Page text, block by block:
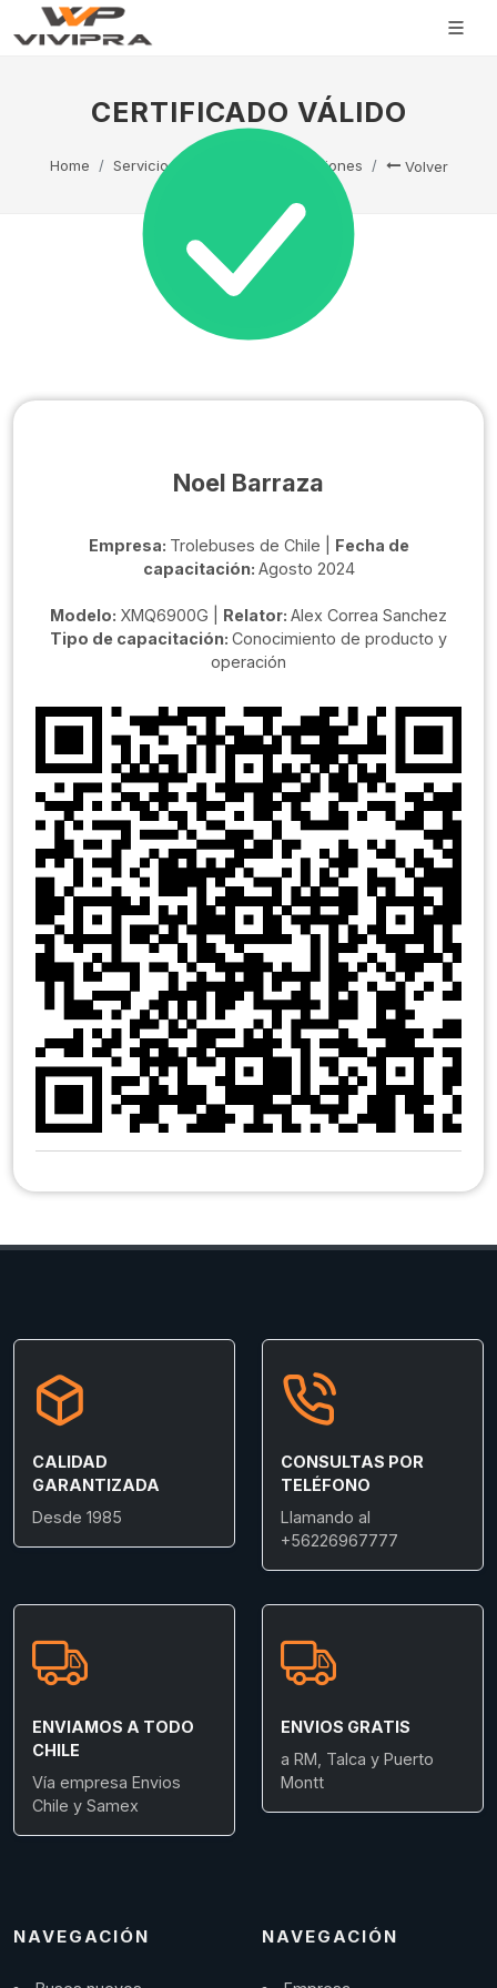
CERTIFICADO VÁLIDO
Home Servicio Técnico Capacitaciones Volver
Noel Barraza
Empresa: Trolebuses de Chile | Fecha de
capacitación: Agosto 2024
Modelo: XMQ6900G | Relator: Alex Correa Sanchez
Tipo de capacitación: Conocimiento de producto y
operación
CALIDAD
GARANTIZADA
Desde 1985
CONSULTAS POR
TELÉFONO
Llamando al
+56226967777
ENVIAMOS A TODO
CHILE
Vía empresa Envios
Chile y Samex
ENVIOS GRATIS
a RM, Talca y Puerto
Montt
NAVEGACIÓN NAVEGACIÓN